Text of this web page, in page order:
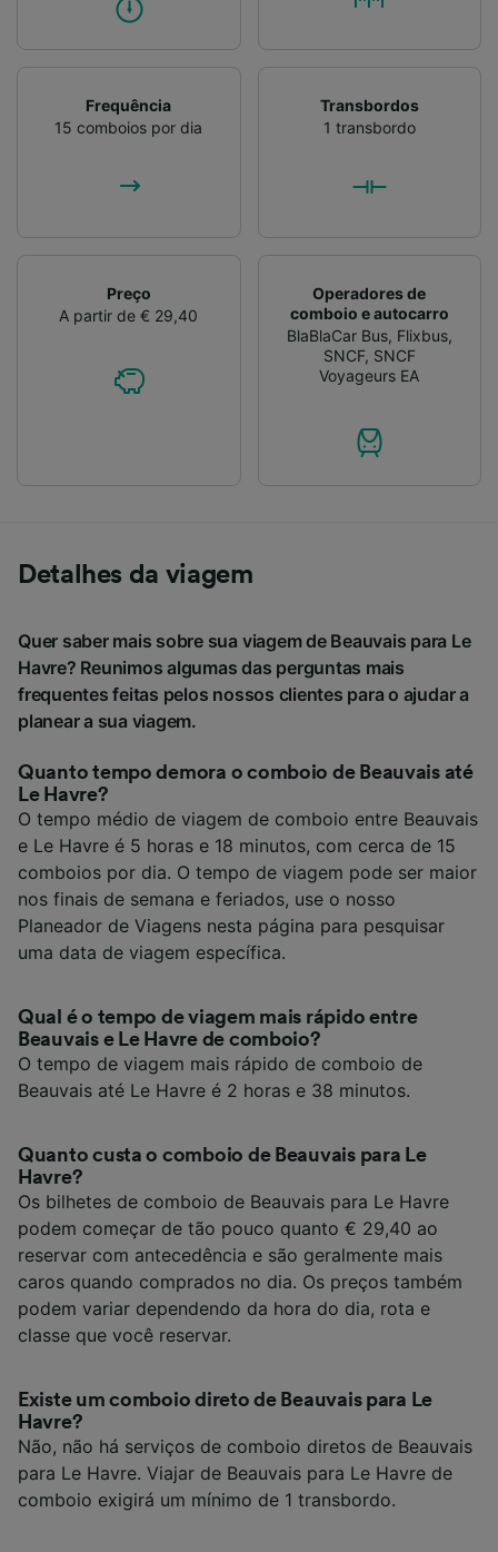
Frequência
15 comboios por dia
Transbordos
1 transbordo
Preço
A partir de € 29,40
Operadores de
comboio e autocarro
BlaBlaCar Bus, Flixbus,
SNCF, SNCF
Voyageurs EA
Detalhes da viagem
Quer saber mais sobre sua viagem de Beauvais para Le
Havre? Reunimos algumas das perguntas mais
frequentes feitas pelos nossos clientes para o ajudar a
planear a sua viagem.
Quanto tempo demora o comboio de Beauvais até
Le Havre?
O tempo médio de viagem de comboio entre Beauvais
e Le Havre é 5 horas e 18 minutos, com cerca de 15
comboios por dia. O tempo de viagem pode ser maior
nos finais de semana e feriados, use o nosso
Planeador de Viagens nesta página para pesquisar
uma data de viagem específica.
Qual é o tempo de viagem mais rápido entre
Beauvais e Le Havre de comboio?
O tempo de viagem mais rápido de comboio de
Beauvais até Le Havre é 2 horas e 38 minutos.
Quanto custa o comboio de Beauvais para Le
Havre?
Os bilhetes de comboio de Beauvais para Le Havre
podem começar de tão pouco quanto € 29,40 ao
reservar com antecedência e são geralmente mais
caros quando comprados no dia. Os preços também
podem variar dependendo da hora do dia, rota e
classe que você reservar.
Existe um comboio direto de Beauvais para Le
Havre?
Não, não há serviços de comboio diretos de Beauvais
para Le Havre. Viajar de Beauvais para Le Havre de
comboio exigirá um mínimo de 1 transbordo.